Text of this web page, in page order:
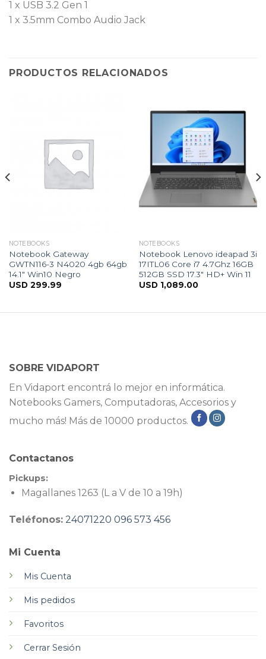
1 x USB 3.2 Gen 1
1 x 3.5mm Combo Audio Jack
PRODUCTOS RELACIONADOS
NOTEBOOKS
Notebook Gateway
GWTN116-3 N4020 4gb 64gb
14.1″ Win10 Negro
USD 299.99
NOTEBOOKS
Notebook Lenovo ideapad 3i
17ITL06 Core i7 4.7Ghz 16GB
512GB SSD 17.3″ HD+ Win 11
USD 1,089.00
SOBRE VIDAPORT
En Vidaport encontrá lo mejor en informática.
Notebooks Gamers, Computadoras, Accesorios y
mucho más! Más de 10000 productos.
Mi Cuenta
Mis Cuenta
Mis pedidos
Favoritos
Cerrar Sesión
Contactanos
Pickups:
Magallanes 1263 (L a V de 10 a 19h)
Teléfonos: 24071220 096 573 456